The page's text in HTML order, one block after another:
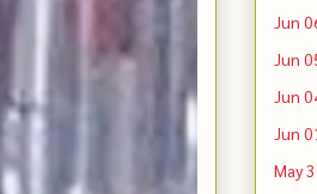
Jun
Jun
Jun
Jun
May